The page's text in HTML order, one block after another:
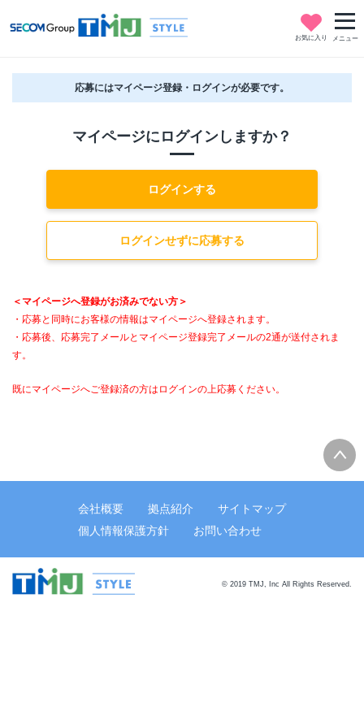
お気に入り メニュー
応募にはマイページ登録・ログインが必要です。
マイページにログインしますか？
ログインする
ログインせずに応募する
＜マイページへ登録がお済みでない方＞
・応募と同時にお客様の情報はマイページへ登録されます。
・応募後、応募完了メールとマイページ登録完了メールの2通が送付されま
す。
既にマイページへご登録済の方はログインの上応募ください。
会社概要 拠点紹介
サイトマップ
個人情報保護方針
お問い合わせ
© 2019 TMJ, Inc All Rights Reserved.